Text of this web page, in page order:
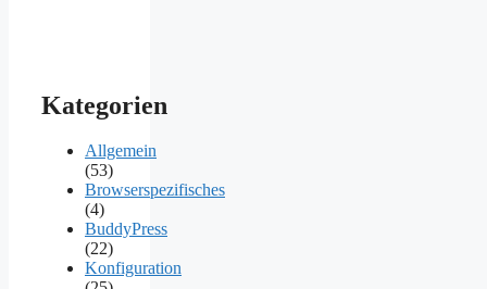
Kategorien
Allgemein
(53)
Browserspezifisches
(4)
BuddyPress
(22)
Konfiguration